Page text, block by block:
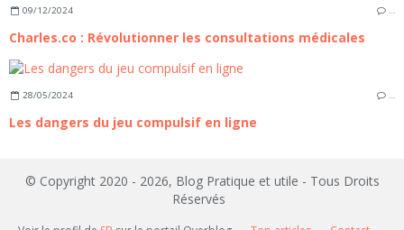
09/12/2024 …
Charles.co : Révolutionner les consultations médicales
28/05/2024 …
Les dangers du jeu compulsif en ligne
© Copyright 2020 - 2026, Blog Pratique et utile - Tous Droits
Réservés